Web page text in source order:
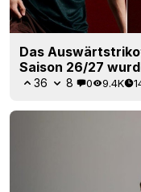
Das
Saison 26/27
36 8 0 9.4K